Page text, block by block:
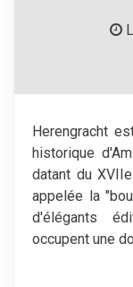
Herengracht
historique
datant du
appelée la
d'élégants
occupent une